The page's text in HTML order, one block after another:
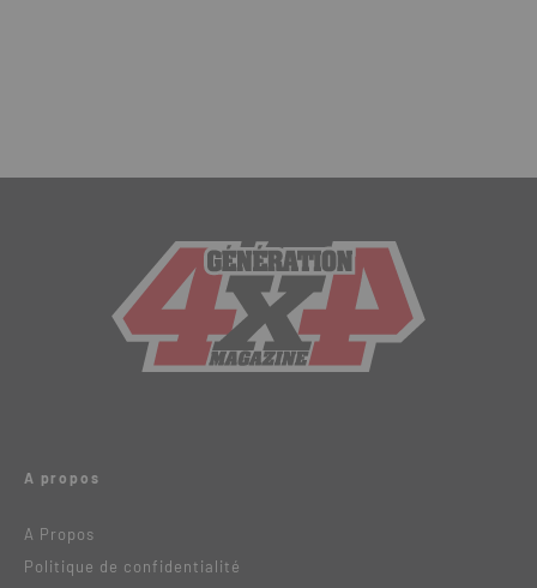
A propos
A Propos
Politique de confidentialité